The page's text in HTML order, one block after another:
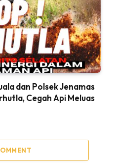
dan Polsek Jenamas
Cegah Api Meluas